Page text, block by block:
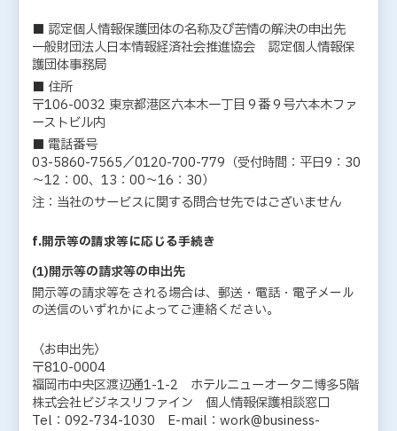
■ 認定個人情報保護団体の名称及び苦情の解決の申出先
一般財団法人日本情報経済社会推進協会 認定個人情報保
護団体事務局
■ 住所
〒106-0032 東京都港区六本木一丁目９番９号六本木ファ
ーストビル内
■ 電話番号
03-5860-7565／0120-700-779（受付時間：平日9：30
～12：00、13：00～16：30）
注：当社のサービスに関する問合せ先ではございません
f.開示等の請求等に応じる手続き
(1)開示等の請求等の申出先
開示等の請求等をされる場合は、郵送・電話・電子メール
の送信のいずれかによってご連絡ください。
〈お申出先〉
〒810-0004
福岡市中央区渡辺通1-1-2 ホテルニューオータニ博多5階
株式会社ビジネスリファイン 個人情報保護相談窓口
Tel：092-734-1030 E-mail：work@business-